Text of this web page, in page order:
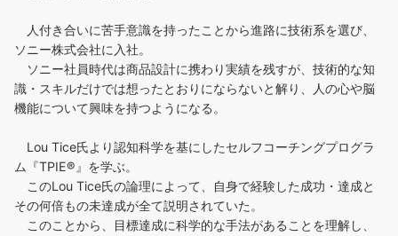
人付き合いに苦手意識を持ったことから進路に技術系を選び、
ソニー株式会社に入社。
ソニー社員時代は商品設計に携わり実績を残すが、技術的な知
識・スキルだけでは想ったとおりにならないと解り、人の心や脳
機能について興味を持つようになる。
Lou Tice氏より認知科学を基にしたセルフコーチングプログラ
ム『TPIE®』を学ぶ。
このLou Tice氏の論理によって、自身で経験した成功・達成と
その何倍もの未達成が全て説明されていた。
このことから、目標達成に科学的な手法があることを理解し、